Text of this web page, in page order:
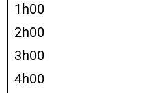
1h00
2h00
3h00
4h00